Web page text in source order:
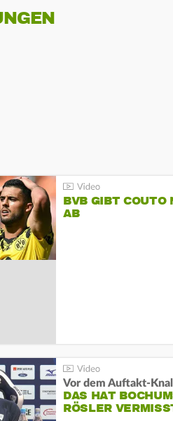
BVB GIBT COUTO
AB
DAS HAT
RÖSLER